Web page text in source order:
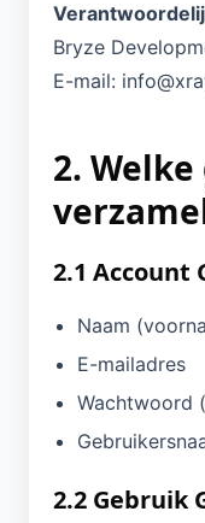
Bryze
E-mail:
2.
2.1 Account
Naam
E-mailadres
Wachtwoord
2.2 Gebruik